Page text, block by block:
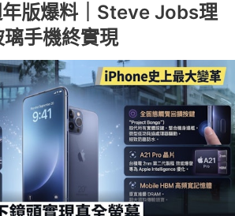
版爆料｜Steve Jobs理
手機終實現